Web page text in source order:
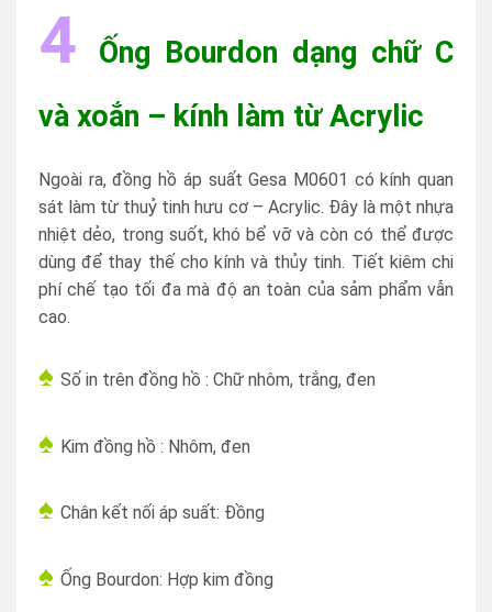
4
Ống Bourdon dạng chữ C
và xoắn – kính làm từAcrylic
Ngoài ra, đồng hồ áp suất Gesa M0601 có kính quan
sát làm từ thuỷ tinh hưu cơ – Acrylic. Đây là một nhựa
nhiệt dẻo, trong suốt, khó bể vỡ và còn có thể được
dùng để thay thế cho kính và thủy tinh. Tiết kiêm chi
phí chế tạo tối đa mà độ an toàn của sảm phẩm vẫn
cao.
♠ Số in trên đồng hồ : Chữ nhôm, trắng, đen
♠ Kim đồng hồ : Nhôm, đen
♠ Chân kết nối áp suất: Đồng
♠ Ống Bourdon: Hợp kim đồng